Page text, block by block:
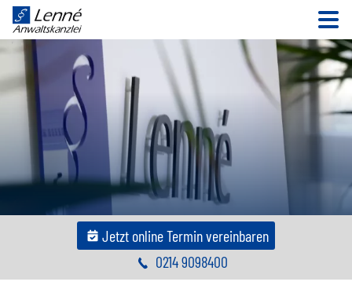
Jetzt online Termin vereinbaren
0214 9098400